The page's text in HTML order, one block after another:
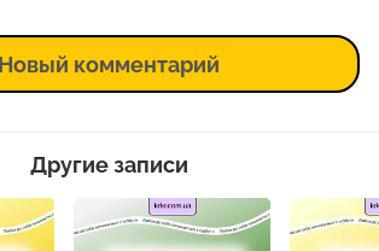
Новый комментарий
Другие записи